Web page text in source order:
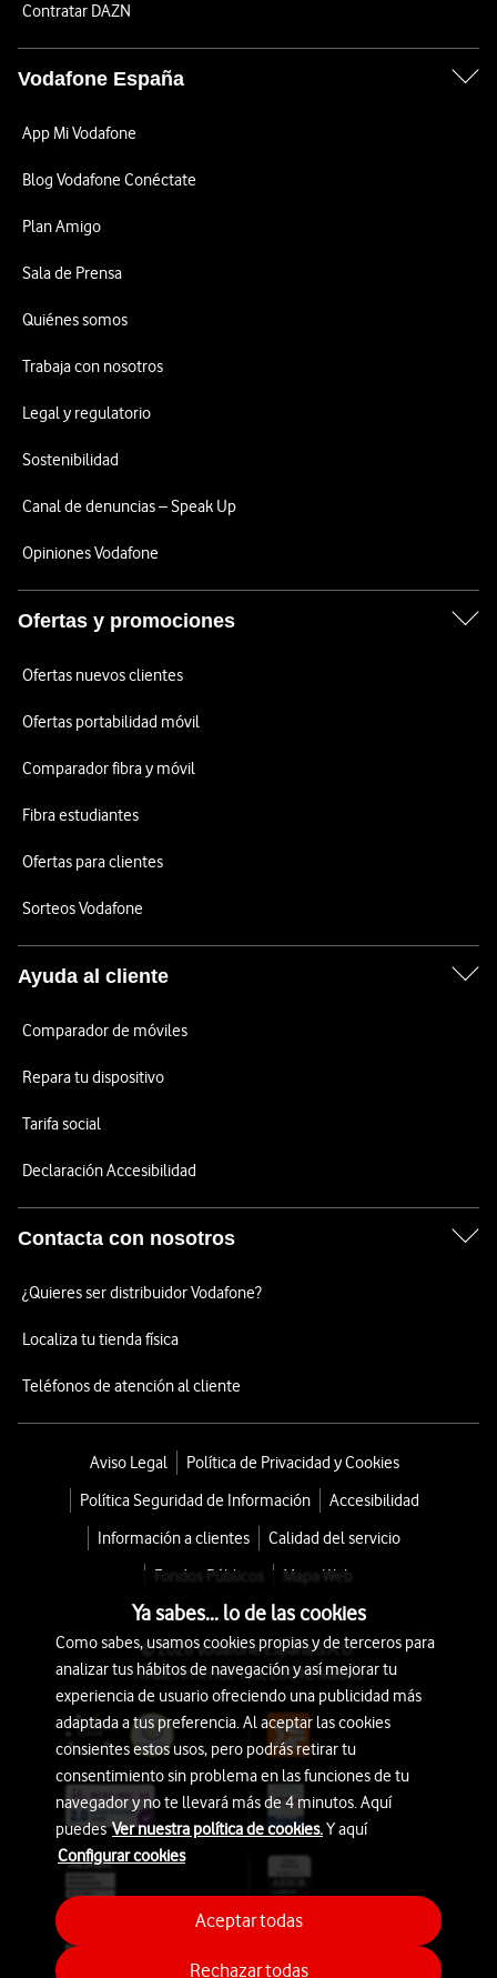
Contratar DAZN
Vodafone España
App Mi Vodafone
Blog Vodafone Conéctate
Plan Amigo
Sala de Prensa
Quiénes somos
Trabaja con nosotros
Legal y regulatorio
Sostenibilidad
Canal de denuncias – Speak Up
Opiniones Vodafone
Ofertas y promociones
Ofertas nuevos clientes
Ofertas portabilidad móvil
Comparador fibra y móvil
Fibra estudiantes
Ofertas para clientes
Sorteos Vodafone
Ayuda al cliente
Comparador de móviles
Repara tu dispositivo
Tarifa social
Declaración Accesibilidad
Contacta con nosotros
¿Quieres ser distribuidor Vodafone?
Localiza tu tienda física
Teléfonos de atención al cliente
Aviso Legal
Política de Privacidad y Cookies
Política Seguridad de Información
Accesibilidad
Información a clientes
Calidad del servicio
Fondos Públicos
Mapa Web
© 2026 Vodafone España S.A.U.
Avda. América 115, 28042 Madrid
Ya sabes... lo de las cookies
Como sabes, usamos cookies propias y de terceros para
analizar tus hábitos de navegación y así mejorar tu
experiencia de usuario ofreciendo una publicidad más
adaptada a tus preferencia. Al aceptar las cookies
consientes estos usos, pero podrás retirar tu
consentimiento sin problema en las funciones de tu
navegador y no te llevará más de 4 minutos. Aquí
puedesVer nuestra política de cookies.Y aquí
Configurar cookies
Rechazar todas
Aceptar todas